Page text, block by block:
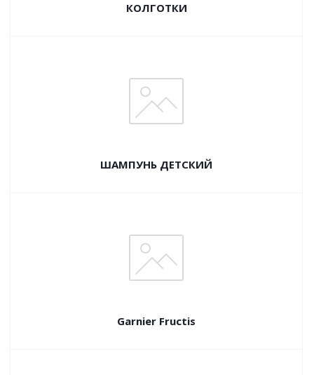
КОЛГОТКИ
ШАМПУНЬ ДЕТСКИЙ
Garnier Fructis